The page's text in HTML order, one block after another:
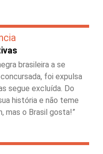
brasileira a se
foi expulsa
segue excluída. Do
história e não teme
mas o Brasil gosta!”